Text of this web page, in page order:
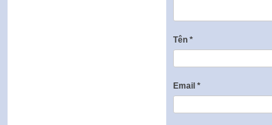
Tên *
Email *